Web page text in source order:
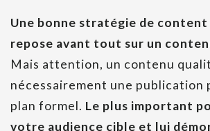
Une bonne stratégie de
repose avant tout sur un
Mais attention, un contenu
nécessairement une publication
plan formel. Le plus important
votre audience cible et lui